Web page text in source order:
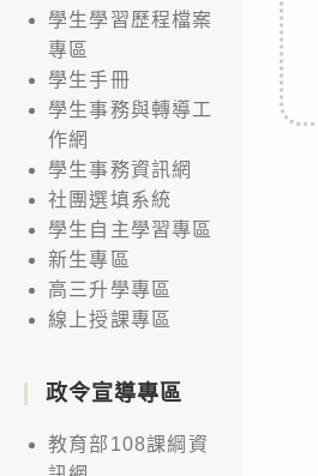
學生學習歷程檔案
專區
學生手冊
學生事務與轉導工
作網
學生事務資訊網
社團選填系統
學生自主學習專區
新生專區
高三升學專區
線上授課專區
政令宣導專區
教育部108課綱資